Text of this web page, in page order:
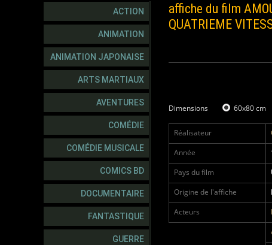
ACTION
ANIMATION
ANIMATION JAPONAISE
ARTS MARTIAUX
AVENTURES
COMÉDIE
COMÉDIE MUSICALE
COMICS BD
DOCUMENTAIRE
FANTASTIQUE
GUERRE
affiche du film
QUATRIEME
Dimensions 60x80 cm
Réalisateur
Année
Pays du film
Origine de l'affiche
Acteurs